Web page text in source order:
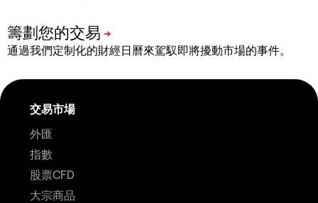
通過我們定制化的財經日曆來駕馭即將擾動市場的事件。
交易市場
外匯
指數
股票CFD
大宗商品